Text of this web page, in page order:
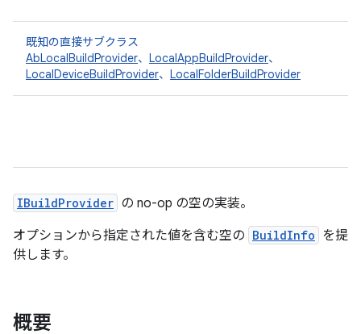
既知の直接サブクラス
AbLocalBuildProvider、 LocalAppBuildProvider、
LocalDeviceBuildProvider、 LocalFolderBuildProvider
IBuildProvider の no-op の空の実装。
オプションから指定された値を含む空の BuildInfo を提
供します。
概要